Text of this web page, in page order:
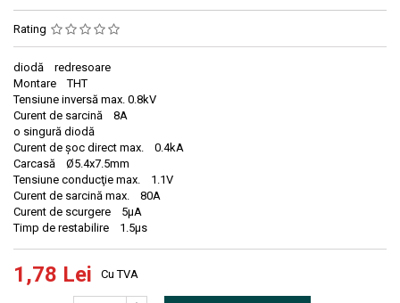
Rating
diodă redresoare
Montare THT
Tensiune inversă max. 0.8kV
Curent de sarcină 8A
o singură diodă
Curent de şoc direct max. 0.4kA
Carcasă Ø5.4x7.5mm
Tensiune conducţie max. 1.1V
Curent de sarcină max. 80A
Curent de scurgere 5µA
Timp de restabilire 1.5µs
1,78 Lei Cu TVA